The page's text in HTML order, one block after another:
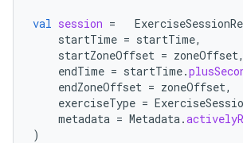
val session =
startTime = startTime,
startZoneOffset = zoneOffset,
endTime = startTime.
endZoneOffset = zoneOffset,
exerciseType =
metadata = Metadata.
)